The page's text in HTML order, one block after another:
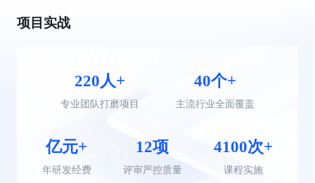
项目实战
220人+
专业团队打磨项目
40个+
主流行业全面覆盖
亿元+
年研发经费
12项
评审严控质量
4100次+
课程实施